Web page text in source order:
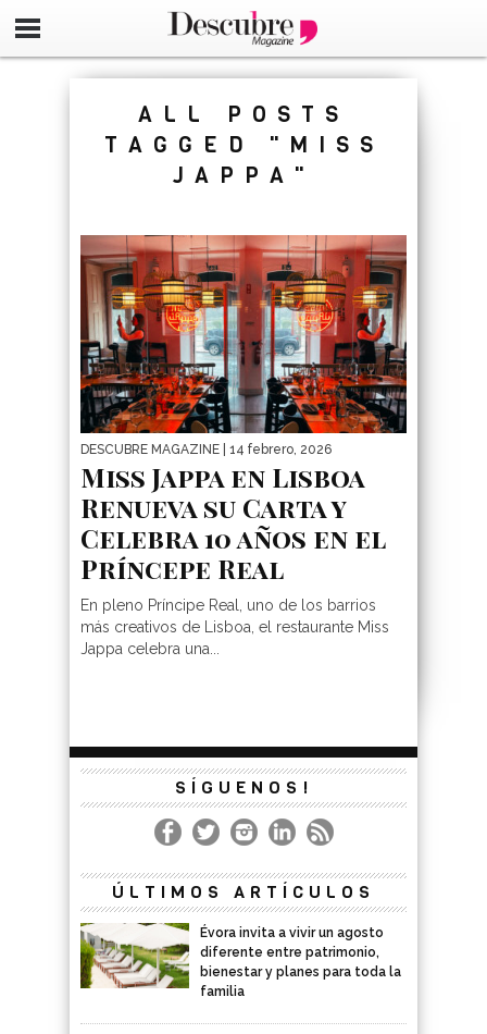
google-site-
ALL POSTS
TAGGED "MISS
JAPPA"
DESCUBRE MAGAZINE | 14 febrero, 2026
Miss Jappa en Lisboa
Renueva su Carta y
Celebra 10 años en el
Príncepe Real
En pleno Príncipe Real, uno de los barrios
más creativos de Lisboa, el restaurante Miss
Jappa celebra una...
SÍGUENOS!
ÚLTIMOS ARTÍCULOS
Évora invita a vivir un agosto
diferente entre patrimonio,
bienestar y planes para toda la
familia